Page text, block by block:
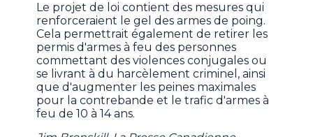
Le projet de loi contient des mesures qui
renforceraient le gel des armes de poing.
Cela permettrait également de retirer les
permis d'armes à feu des personnes
commettant des violences conjugales ou
se livrant à du harcèlement criminel, ainsi
que d'augmenter les peines maximales
pour la contrebande et le trafic d'armes à
feu de 10 à 14 ans.